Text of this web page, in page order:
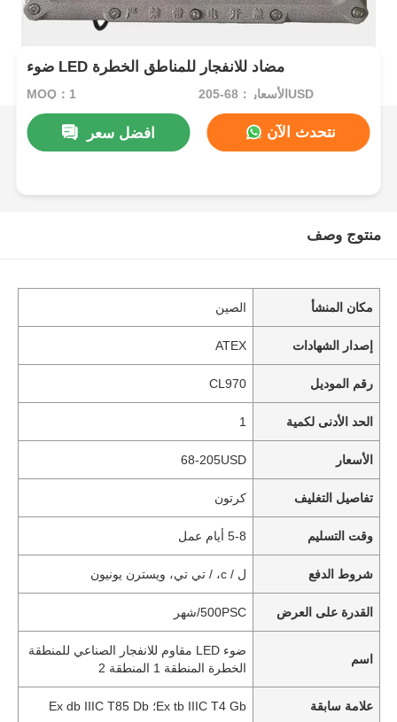
ضوء LED مضاد للانفجار للمناطق الخطرة
MOQ：1 الأسعار：68-205USD
افضل سعر نتحدث الآن
منتوج وصف
مكان المنشأ الصين
إصدار الشهادات ATEX
رقم الموديل CL970
الحد الأدنى لكمية 1
الأسعار 68-205USD
تفاصيل التغليف كرتون
وقت التسليم 5-8 أيام عمل
شروط الدفع ل / c، / تي تي، ويسترن يونيون
القدرة على العرض 500PSC/شهر
اسم
ضوء LED مقاوم للانفجار الصناعي للمنطقة
الخطرة المنطقة 1 المنطقة 2
علامة سابقة Ex tb IIIC T4 Gb؛ Ex db IIIC T85 Db